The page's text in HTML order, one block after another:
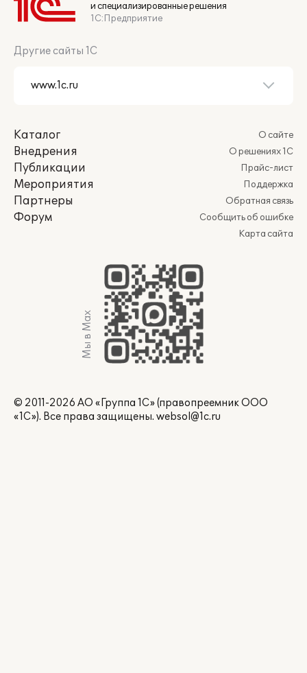
и специализированные решения
1С:Предприятие
Другие сайты 1С
Каталог
Внедрения
Публикации
Мероприятия
Партнеры
Форум
О сайте
О решениях 1С
Прайс-лист
Поддержка
Обратная связь
Сообщить об ошибке
Карта сайта
Мы в Max
© 2011-2026 АО «Группа 1С» (правопреемник ООО
«1С»). Все права защищены. websol@1c.ru